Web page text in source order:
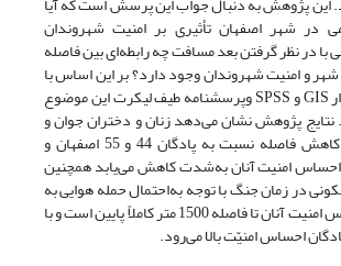
در شهر اصفهان تأثیری بر امنیت شهروندان
با در نظر گرفتن بعد مسافت چه رابطه‌ای بین فاصله
شهر و امنیت شهروندان وجود دارد؟ بر این اساس با
استفاده از نرم‌افزار GIS و SPSS وپرسشنامه طیف لیکرت این موضوع
پژوهش نشان می‌دهد زنان و دختران جوان و
پسران نوجوان با کاهش فاصله نسبت به پادگان ‌44 و 55 اصفهان و
امنیت آنان به‌شدت کاهش می‌یابد همچنین
در زمان جنگ با توجه به‌احتمال حمله هوایی به
مناطق نظامی احساس امنیت آنان تا فاصله 1500 متر کاملاً پایین است و با
احساس امنیّت بالا می‌رود.